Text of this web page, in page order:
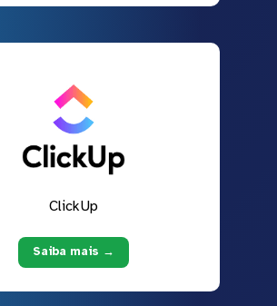
ClickUp
Saiba mais →